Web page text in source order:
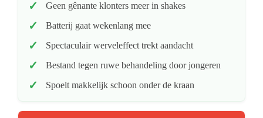
Geen gênante klonters meer in shakes
Batterij gaat wekenlang mee
Spectaculair werveleffect trekt aandacht
Bestand tegen ruwe behandeling door jongeren
Spoelt makkelijk schoon onder de kraan